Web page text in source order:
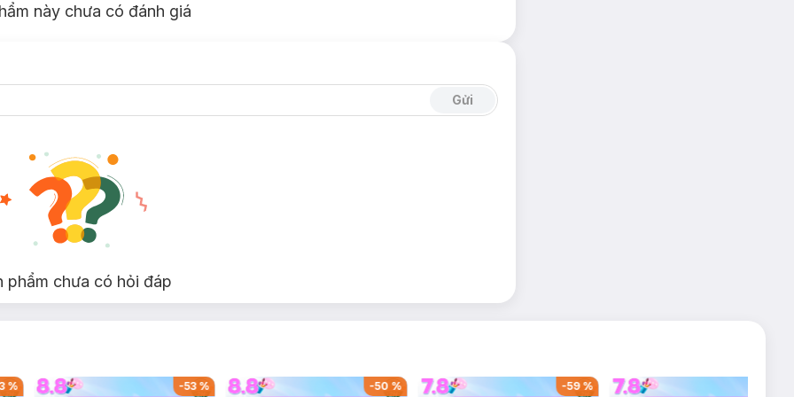
các chi tiết được thiết kế bo góc an toàn, không gây nguy hiểm cho trẻ.
có thể thỏa sức sáng tạo ra nhiều món ăn và câu chuyện kết hợp để chơi nấu ăn thật
này chưa có đánh giá
Gửi
phẩm chưa có hỏi đáp
% -53% -50 % -59%